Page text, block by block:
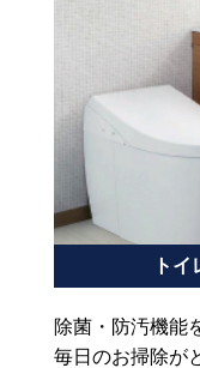
ト
除菌・防汚機能
毎日のお掃除が